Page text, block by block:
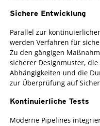
Sichere Entwicklung
Parallel zur
werden Verfahren für
Zu den gängigen
sicherer Designmuster,
Abhängigkeiten und die
zur Überprüfung auf
Kontinuierliche Tests
Moderne Pipelines